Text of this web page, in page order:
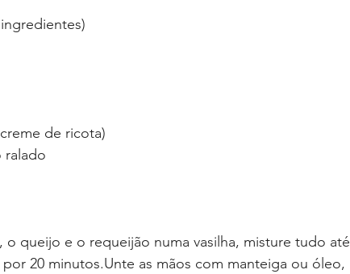
de ricota)
ralado
queijo e o requeijão numa vasilha, misture tudo até
20 minutos.Unte as mãos com manteiga ou óleo,